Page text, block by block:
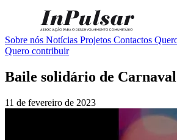
Sobre nós Notícias Projetos Contactos
Quero contribuir
Baile solidário de
11 de fevereiro de 2023